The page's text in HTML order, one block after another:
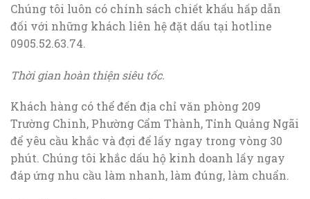
Chúng tôi luôn có chính sách chiết khấu hấp dẫn
đối với những khách liên hệ đặt dấu tại hotline
0905.52.63.74.
Thời gian hoàn thiện siêu tốc.
Khách hàng có thể đến địa chỉ văn phòng 209
Trường Chinh, Phường Cẩm Thành, Tỉnh Quảng Ngãi
để yêu cầu khắc và đợi để lấy ngay trong vòng 30
phút. Chúng tôi khắc dấu hộ kinh doanh lấy ngay
đáp ứng nhu cầu làm nhanh, làm đúng, làm chuẩn.